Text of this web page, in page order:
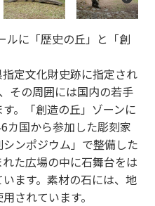
N
e
xt
ルに「歴史の丘」と「創
指定文化財史跡に指定され
その周囲には国内の若手
。「創造の丘」ゾーンに
カ国から参加した彫刻家
ンポジウム」で整備した
た広場の中に石舞台をは
ます。素材の石には、地
されています。